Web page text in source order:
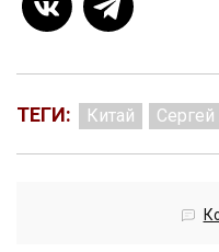
ТЕГИ: Китай